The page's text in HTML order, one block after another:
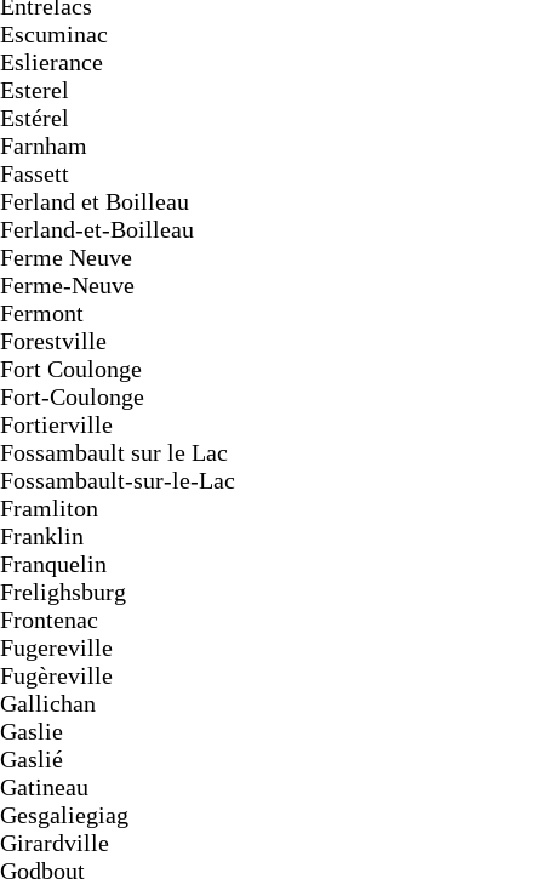
Entrelacs
Escuminac
Eslierance
Esterel
Estérel
Farnham
Fassett
Ferland et Boilleau
Ferland-et-Boilleau
Ferme Neuve
Ferme-Neuve
Fermont
Forestville
Fort Coulonge
Fort-Coulonge
Fortierville
Fossambault sur le Lac
Fossambault-sur-le-Lac
Framliton
Franklin
Franquelin
Frelighsburg
Frontenac
Fugereville
Fugèreville
Gallichan
Gaslie
Gaslié
Gatineau
Gesgaliegiag
Girardville
Godbout